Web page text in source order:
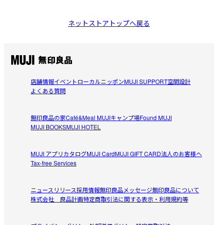
ネットストアトップへ戻る
店舗情報イベントローカルニッポンMUJI SUPPORT空間設計
よくある質問
無印良品の家Café&Meal MUJIキャンプ場Found MUJI
MUJI BOOKSMUJI HOTEL
MUJI アプリカタログMUJI CardMUJI GIFT CARD法人のお客様へ
Tax-free Services
ニュースリリース採用情報無印良品メッセージ無印良品について
株式会社 良品計画特定商取引法に関する表示・利用規約等